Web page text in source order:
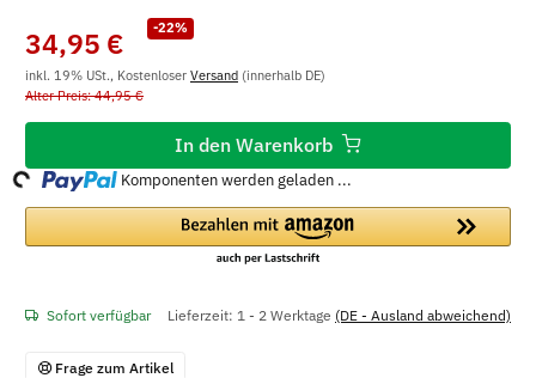
-22%
34,95 €
inkl. 19% USt., Kostenloser Versand (innerhalb DE)
Alter Preis: 44,95 €
In den Warenkorb
Komponenten werden geladen ...
Sofort verfügbar Lieferzeit: 1 - 2 Werktage (DE - Ausland abweichend)
Frage zum Artikel